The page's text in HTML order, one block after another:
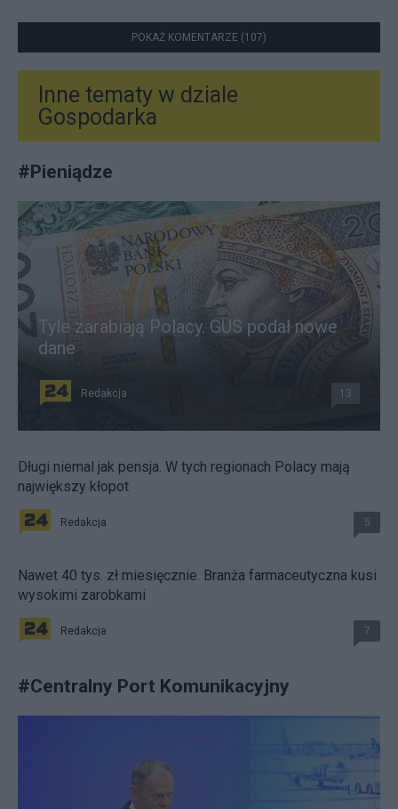
POKAŻ KOMENTARZE (107)
Inne tematy w dziale
Gospodarka
#Pieniądze
Tyle zarabiają Polacy. GUS podał nowe
dane
Redakcja 13
Długi niemal jak pensja. W tych regionach Polacy mają
największy kłopot
Redakcja 5
Nawet 40 tys. zł miesięcznie. Branża farmaceutyczna kusi
wysokimi zarobkami
Redakcja 7
#Centralny Port Komunikacyjny